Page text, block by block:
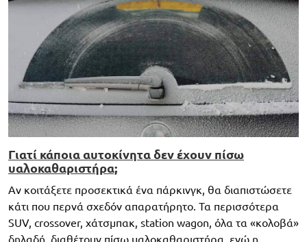
Γιατί κάποια αυτοκίνητα δεν έχουν πίσω
υαλοκαθαριστήρα;
Αν κοιτάξετε προσεκτικά ένα πάρκινγκ, θα διαπιστώσετε
κάτι που περνά σχεδόν απαρατήρητο. Τα περισσότερα
SUV, crossover, χάτσμπακ, station wagon, όλα τα «κολοβά»
δηλαδή, διαθέτουν πίσω υαλοκαθαριστήρα, ενώ η